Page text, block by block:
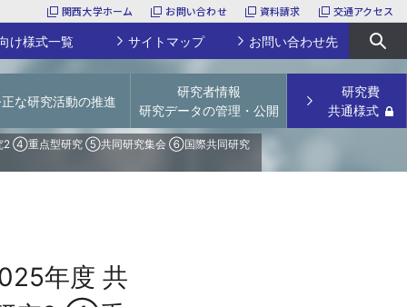
関西大学ホーム お問い合わせ 資料請求 交通アクセス
け様式一覧 サイトマップ お問い合わせ先
URA
究支援経費・補助費
の他
採択実績
関西大学特別任用研究員
な研究活動の推進
研究活動上の不正行為防止
研究者情報
研究データの管理・公開
学術リポジトリ
研究費
共通様式
2 ④重点型研究 ⑤共同研究集会 ⑥国際共同研究
年度 共